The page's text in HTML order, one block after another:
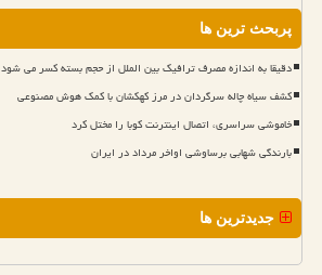
پربحث ترین ها
دقیقا به اندازه مصرف ترافیک بین الملل از حجم بسته کسر می شود
کشف سیاه چاله سرگردان در مرز کهکشان با کمک هوش مصنوعی
خاموشی سراسری، اتصال اینترنت کوبا را مختل کرد
بارندگی شهابی برساوشی اواخر مرداد در ایران
جدیدترین ها